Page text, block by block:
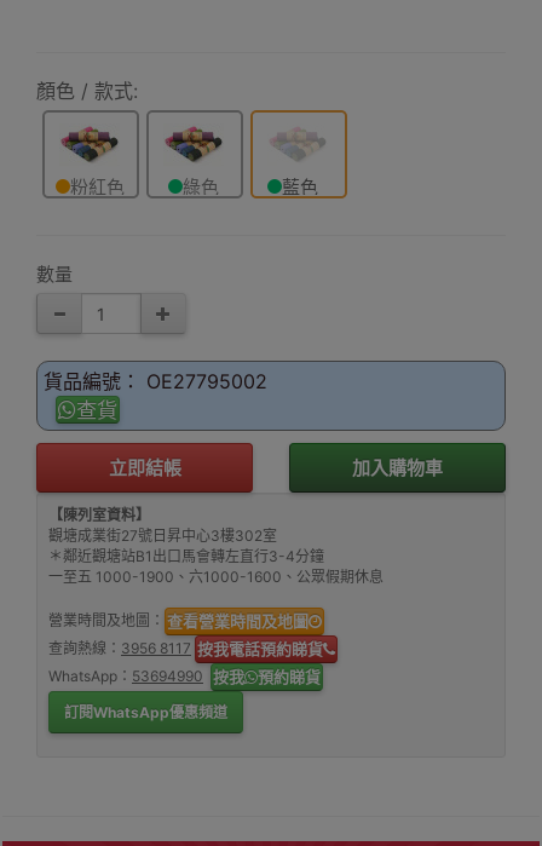
顏色 / 款式:
粉紅色 綠色 藍色
數量
貨品編號： OE27795002
查貨
立即結帳 加入購物車
【陳列室資料】
觀塘成業街27號日昇中心3樓302室
＊鄰近觀塘站B1出口馬會轉左直行3-4分鐘
一至五 1000-1900、六1000-1600、公眾假期休息
營業時間及地圖： 查看營業時間及地圖
查詢熱線： 3956 8117 按我電話預約睇貨
WhatsApp： 53694990 按我 預約睇貨
訂閱WhatsApp優惠頻道